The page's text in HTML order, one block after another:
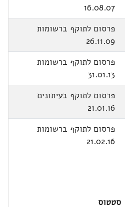
16.08.07
פרסום לתוקף ברשומות
26.11.09
פרסום לתוקף ברשומות
31.01.13
פרסום לתוקף בעיתונים
21.01.16
פרסום לתוקף ברשומות
21.02.16
סטטוס